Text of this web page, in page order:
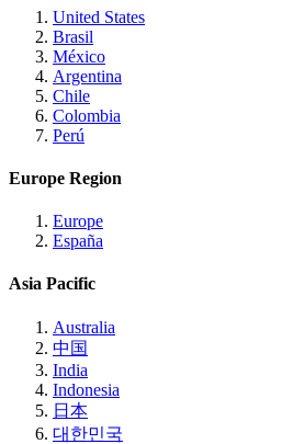
United States
Brasil
México
Argentina
Chile
Colombia
Perú
Europe Region
Europe
España
Asia Pacific
Australia
中国
India
Indonesia
日本
대한민국